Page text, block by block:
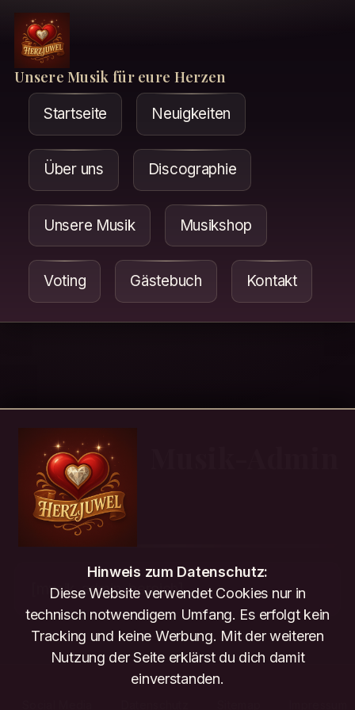
Unsere Musik für eure Herzen
Startseite Neuigkeiten
Über uns Discographie
Unsere Musik Musikshop
Voting Gästebuch Kontakt
[musik_admin_bereich]
Hinweis zum Datenschutz:
Diese Website verwendet Cookies nur in
technisch notwendigem Umfang. Es erfolgt kein
Tracking und keine Werbung. Mit der weiteren
Nutzung der Seite erklärst du dich damit
einverstanden.